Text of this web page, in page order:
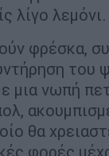
λίγο λεμόνι.
φρέσκα,
του
μια νωπή
θα
φορές